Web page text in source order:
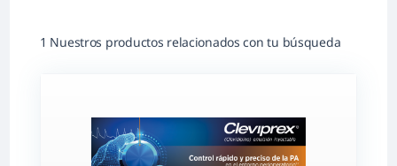
1 Nuestros productos relacionados con tu búsqueda